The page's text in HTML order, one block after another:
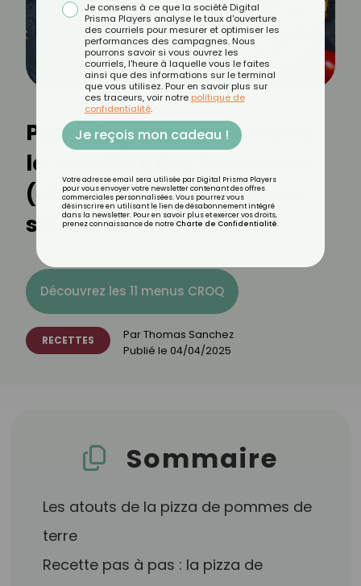
Pizza de pommes de terre :
la recette ultra tendance
(et sans pâte) à décliner
selon vos envies
Découvrez les 11 menus CROQ
RECETTES ParThomas Sanchez
Publié le 04/04/2025
Sommaire
Les atouts de la pizza de pommes de
terre
Recette pas à pas : la pizza de
Je consens à ce que la société Digital
Prisma Players analyse le taux d'ouverture
des courriels pour mesurer et optimiser les
performances des campagnes. Nous
pourrons savoir si vous ouvrez les
courriels, l'heure à laquelle vous le faites
ainsi que des informations sur le terminal
que vous utilisez. Pour en savoir plus sur
ces traceurs, voir notre politique de
confidentialité.
Je reçois mon cadeau !
Votre adresse email sera utilisée par Digital Prisma Players
pour vous envoyer votre newsletter contenant des offres
commerciales personnalisées. Vous pourrez vous
désinscrire en utilisant le lien de désabonnement intégré
dans la newsletter. Pour en savoir plus et exercer vos droits,
prenez connaissance de notre Charte de Confidentialité.